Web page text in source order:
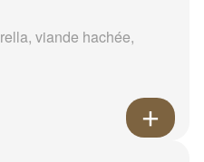
viande hachée,